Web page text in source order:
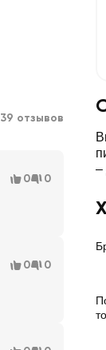
–
39 отзывов
0 0
0 0